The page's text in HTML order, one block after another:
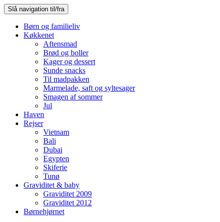
Slå navigation til/fra
Børn og familieliv
Køkkenet
Aftensmad
Brød og boller
Kager og dessert
Sunde snacks
Til madpakken
Marmelade, saft og syltesager
Smagen af sommer
Jul
Haven
Rejser
Vietnam
Bali
Dubai
Egypten
Skiferie
Tunø
Graviditet & baby
Graviditet 2009
Graviditet 2012
Børnehjørnet